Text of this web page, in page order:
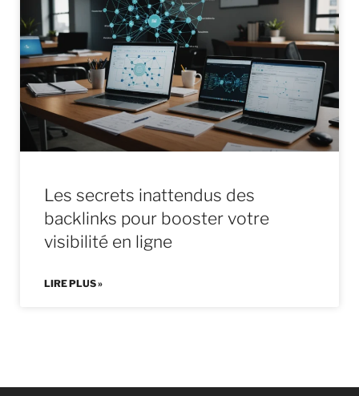
Les secrets inattendus des
backlinks pour booster votre
visibilité en ligne
LIRE PLUS »